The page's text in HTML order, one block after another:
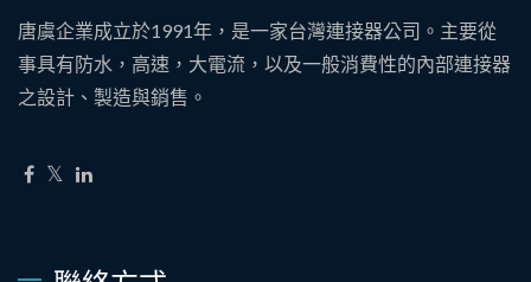
唐虞企業成立於1991年，是一家台灣連接器公司。主要從
事具有防水，高速，大電流，以及一般消費性的內部連接器
之設計、製造與銷售。